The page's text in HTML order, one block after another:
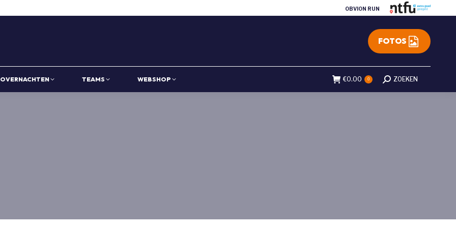
OBVION RUN
FOTOS
OVERNACHTEN TEAMS WEBSHOP €0.00 0 Search:
ZOEKEN